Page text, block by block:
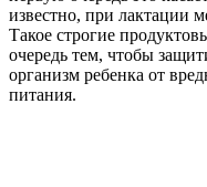
известно, при лактации
Такое строгие
очередь тем, чтобы
организм ребенка от
питания.